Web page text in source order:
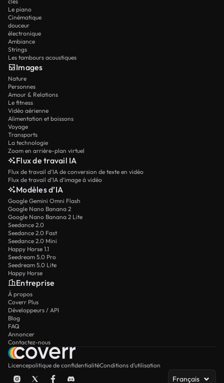
Le piano
Cinématique
douceur
électronique
Ambiance
Strings
Les tambours acoustiques
Images
Nature
Personnes
Amour & Relations
Le fitness
Vidéo aérienne
Alimentation et boissons
Voyage
Transports
La technologie
Zoom en arrière-plan virtuel
Flux de travail IA
Flux de travail d’IA de conversion de texte en vidéo
Flux de travail d’IA d’image à vidéo
Modèles d’IA
Google Gemini Omni Flash
Google Nano Banana 2
Google Nano Banana 2 Lite
Seedance 2.0
Seedance 2.0 Fast
Seedance 2.0 Mini
Happy Horse 1.1
Seedream 5.0 Pro
Seedream 5.0 Lite
Happy Horse
Entreprise
À propos
Coverr Plus
Développeurs / API
Blog
FAQ
Annoncer
Contactez-nous
Licencepolitique de confidentialitéConditions d’utilisation
Français